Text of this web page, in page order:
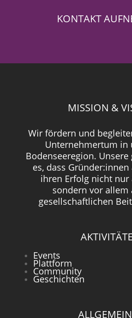
KONTAKT
MISSION &
Wir fördern und
Unternehmertum in
Bodenseeregion.
es, dass
ihren Erfolg nicht nur
sondern vor allem
gesellschaftlichen
Events
Plattform
Community
Geschichten